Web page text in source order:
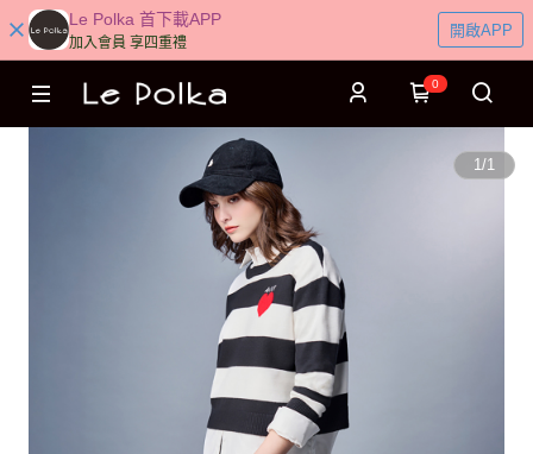
Le Polka 首下載APP
加入會員 享四重禮
開啟APP
0
1/1